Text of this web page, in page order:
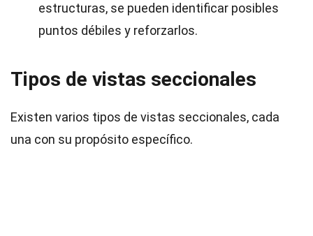
estructuras, se pueden identificar posibles
puntos débiles y reforzarlos.
Tipos de vistas seccionales
Existen varios tipos de vistas seccionales, cada
una con su propósito específico.